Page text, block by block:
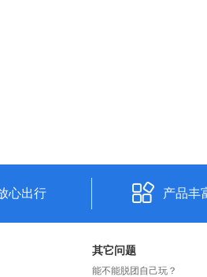
心出行 产品丰
其它问题
能不能脱团自己玩？